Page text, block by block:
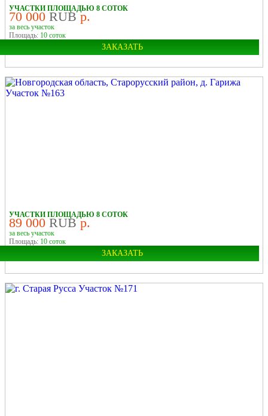
УЧАСТКИ ПЛОЩАДЬЮ 8 СОТОК
70 000 RUBр.
за весь участок
Площадь: 10 соток
ЗАКАЗАТЬ
Область:
Новгородская
Район:
УЧАСТКИ ПЛОЩАДЬЮ 8 СОТОК
89 000 RUBр.
за весь участок
Площадь: 10 соток
ЗАКАЗАТЬ
Область:
Новгородская